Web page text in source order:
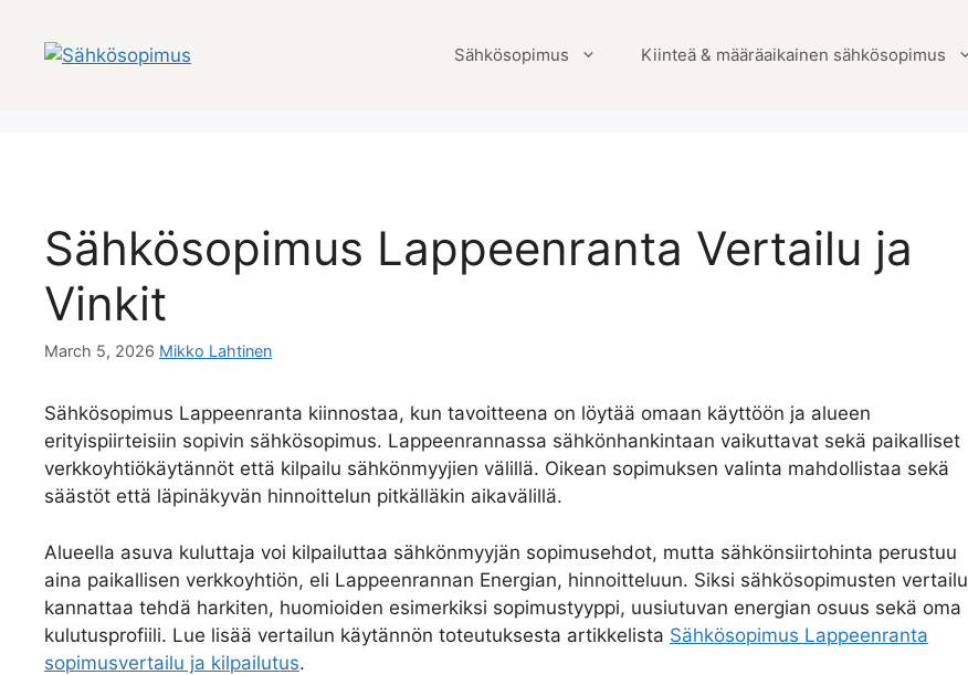
content
Sähkösopimus Kiinteä & määräaikainen sähkösopimus
Sähkösopimus Lappeenranta Vertailu ja
Vinkit
March 5, 2026 Mikko Lahtinen
Sähkösopimus Lappeenranta kiinnostaa, kun tavoitteena on löytää omaan käyttöön ja alueen
erityispiirteisiin sopivin sähkösopimus. Lappeenrannassa sähkönhankintaan vaikuttavat sekä paikalliset
verkkoyhtiökäytännöt että kilpailu sähkönmyyjien välillä. Oikean sopimuksen valinta mahdollistaa sekä
säästöt että läpinäkyvän hinnoittelun pitkälläkin aikavälillä.
Alueella asuva kuluttaja voi kilpailuttaa sähkönmyyjän sopimusehdot, mutta sähkönsiirtohinta perustuu
aina paikallisen verkkoyhtiön, eli Lappeenrannan Energian, hinnoitteluun. Siksi sähkösopimusten vertailu
kannattaa tehdä harkiten, huomioiden esimerkiksi sopimustyyppi, uusiutuvan energian osuus sekä oma
kulutusprofiili. Lue lisää vertailun käytännön toteutuksesta artikkelista Sähkösopimus Lappeenranta
sopimusvertailu ja kilpailutus.